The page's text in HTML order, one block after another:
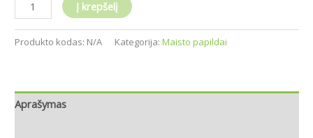
Į krepšelį
Produkto kodas: N/A Kategorija: Maisto papildai
Aprašymas